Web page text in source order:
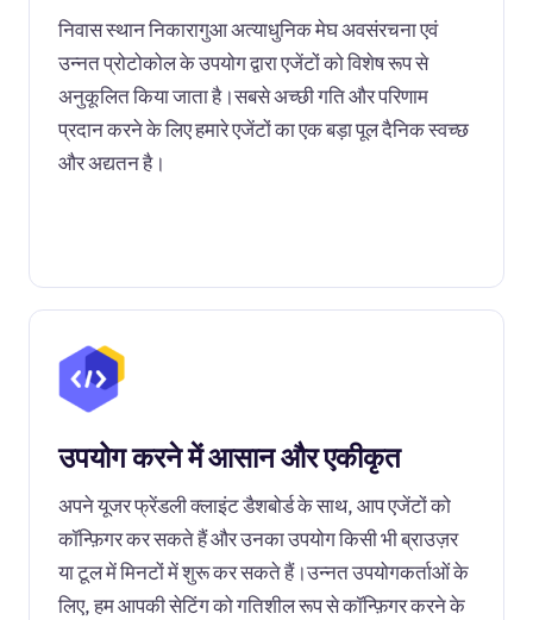
निवास स्थान निकारागुआ अत्याधुनिक मेघ अवसंरचना एवं
उन्नत प्रोटोकोल के उपयोग द्वारा एजेंटों को विशेष रूप से
अनुकूलित किया जाता है।सबसे अच्छी गति और परिणाम
प्रदान करने के लिए हमारे एजेंटों का एक बड़ा पूल दैनिक स्वच्छ
और अद्यतन है।
उपयोग करने में आसान और एकीकृत
अपने यूजर फ्रेंडली क्लाइंट डैशबोर्ड के साथ, आप एजेंटों को
कॉन्फ़िगर कर सकते हैं और उनका उपयोग किसी भी ब्राउज़र
या टूल में मिनटों में शुरू कर सकते हैं।उन्नत उपयोगकर्ताओं के
लिए, हम आपकी सेटिंग को गतिशील रूप से कॉन्फ़िगर करने के